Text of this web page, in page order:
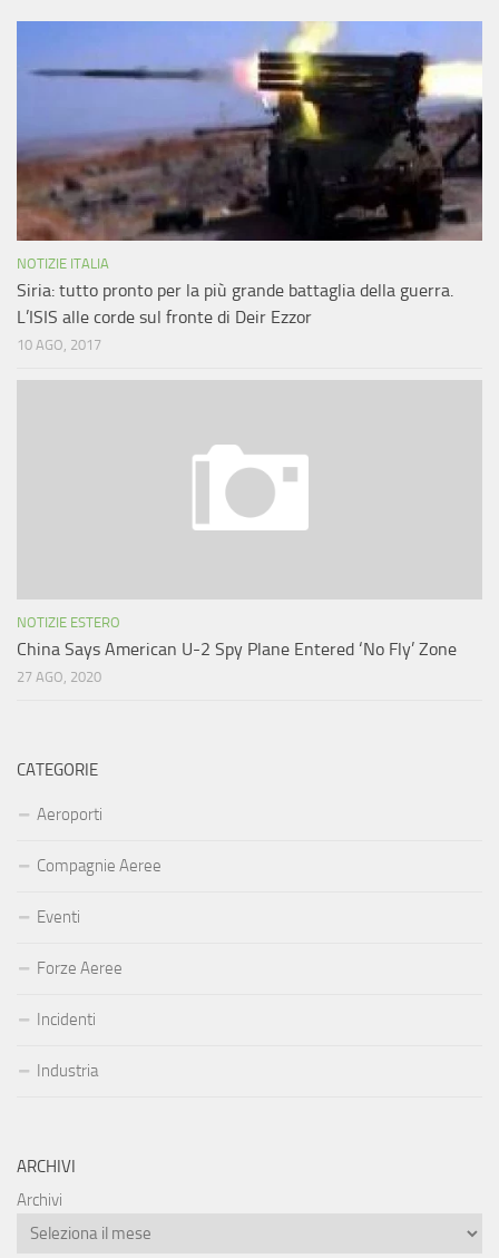
NOTIZIE ITALIA
Siria: tutto pronto per la più grande battaglia della guerra.
L’ISIS alle corde sul fronte di Deir Ezzor
10 AGO, 2017
NOTIZIE ESTERO
China Says American U-2 Spy Plane Entered ‘No Fly’ Zone
27 AGO, 2020
CATEGORIE
Aeroporti
Compagnie Aeree
Eventi
Forze Aeree
Incidenti
Industria
ARCHIVI
Archivi